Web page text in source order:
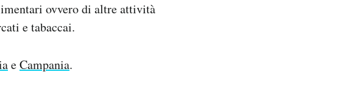
ovvero di altre attività
e tabaccai.
eCampania.